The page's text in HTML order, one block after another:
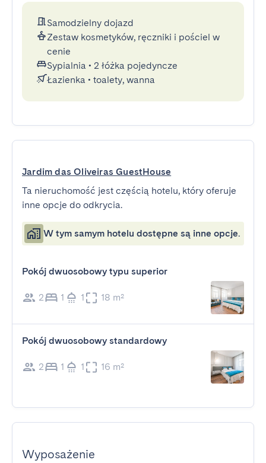
Samodzielny dojazd
Zestaw kosmetyków, ręczniki i pościel w
cenie
Sypialnia • 2 łóżka pojedyncze
Łazienka • toalety, wanna
Jardim das Oliveiras GuestHouse
Ta nieruchomość jest częścią hotelu, który oferuje
inne opcje do odkrycia.
W tym samym hotelu dostępne są inne opcje.
Pokój dwuosobowy typu superior
2 1 1 18 m²
Pokój dwuosobowy standardowy
2 1 1 16 m²
Wyposażenie